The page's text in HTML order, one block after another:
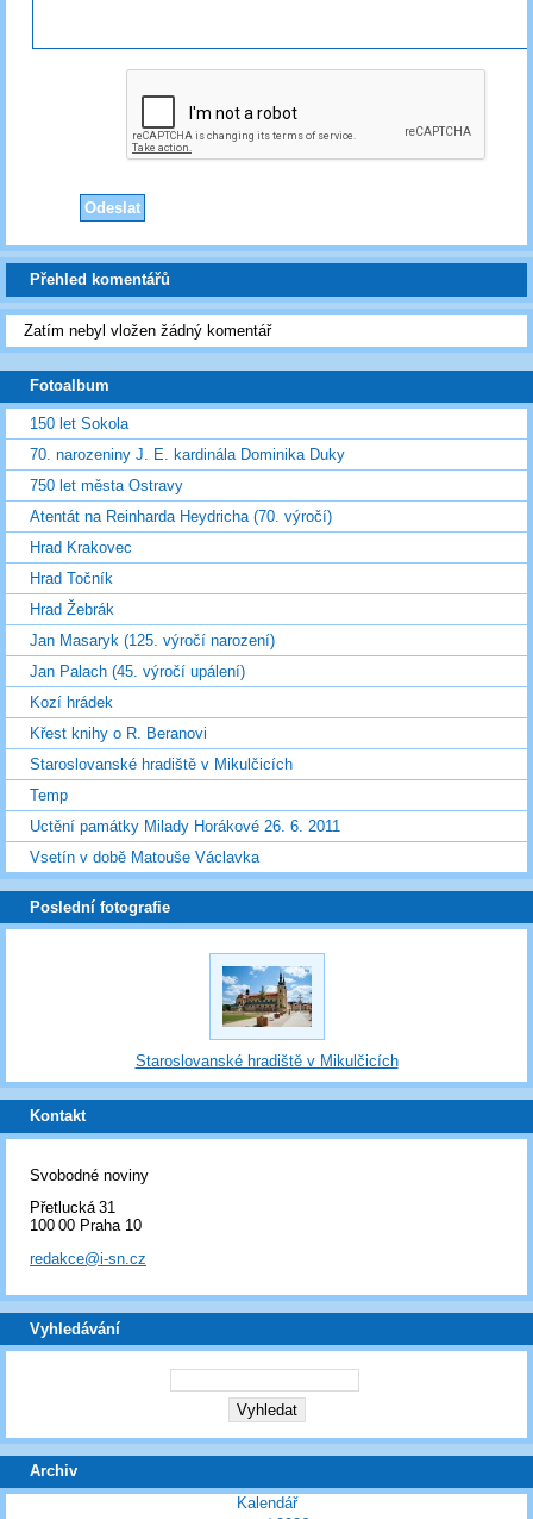
Přehled komentářů
Zatím nebyl vložen žádný komentář
Fotoalbum
150 let Sokola
70. narozeniny J. E. kardinála Dominika Duky
750 let města Ostravy
Atentát na Reinharda Heydricha (70. výročí)
Hrad Krakovec
Hrad Točník
Hrad Žebrák
Jan Masaryk (125. výročí narození)
Jan Palach (45. výročí upálení)
Kozí hrádek
Křest knihy o R. Beranovi
Staroslovanské hradiště v Mikulčicích
Temp
Uctění památky Milady Horákové 26. 6. 2011
Vsetín v době Matouše Václavka
Poslední fotografie
Staroslovanské hradiště v Mikulčicích
Kontakt
Svobodné noviny
Přetlucká 31
100 00 Praha 10
redakce@i-sn.cz
Vyhledávání
Archiv
Kalendář